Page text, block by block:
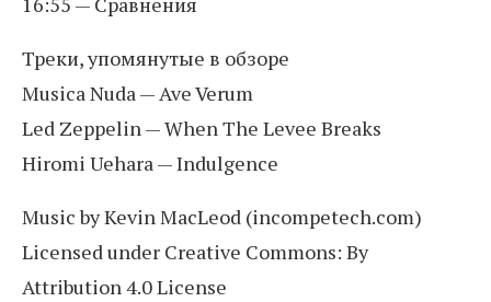
Треки, упомянутые в обзоре
Musica Nuda — Ave Verum
Led Zeppelin — When The Levee Breaks
Hiromi Uehara — Indulgence
Music by Kevin MacLeod (incompetech.com)
Licensed under Creative Commons: By
Attribution 4.0 License